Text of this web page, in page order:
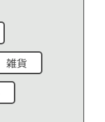
雑貨